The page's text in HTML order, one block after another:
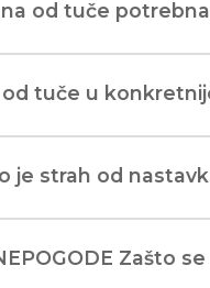
od tuče
od tuče u
je strah od
Zašto